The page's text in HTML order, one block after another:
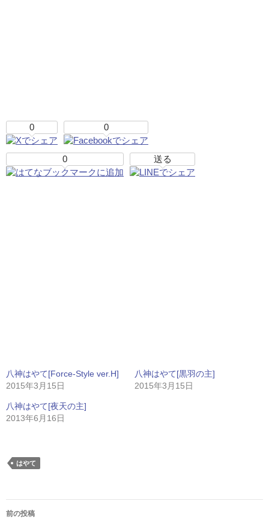
0 0
0 送る
八神はやて[Force-Style ver.H]
2015年3月15日
八神はやて[黒羽の主]
2015年3月15日
八神はやて[夜天の主]
2013年6月16日
はやて
投
前の投稿